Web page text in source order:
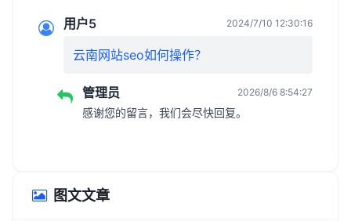
用户5 2024/7/10 12:30:16
云南网站seo如何操作？
管理员 2026/8/6 8:54:27
感谢您的留言，我们会尽快回复。
图文文章